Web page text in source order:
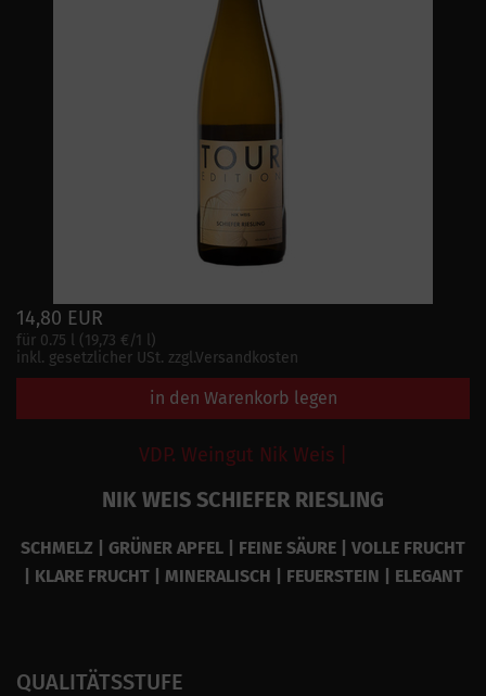
14,80 EUR
für 0.75 l (19,73 €/1 l)
inkl. gesetzlicher USt. zzgl.Versandkosten
in den Warenkorb legen
VDP. Weingut Nik Weis |
NIK WEIS SCHIEFER RIESLING
SCHMELZ | GRÜNER APFEL | FEINE SÄURE | VOLLE FRUCHT
| KLARE FRUCHT | MINERALISCH | FEUERSTEIN | ELEGANT
QUALITÄTSSTUFE